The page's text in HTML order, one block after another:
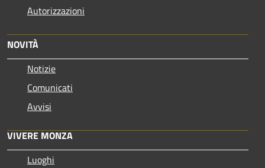
Autorizzazioni
NOVITÀ
Notizie
Comunicati
Avvisi
VIVERE MONZA
Luoghi